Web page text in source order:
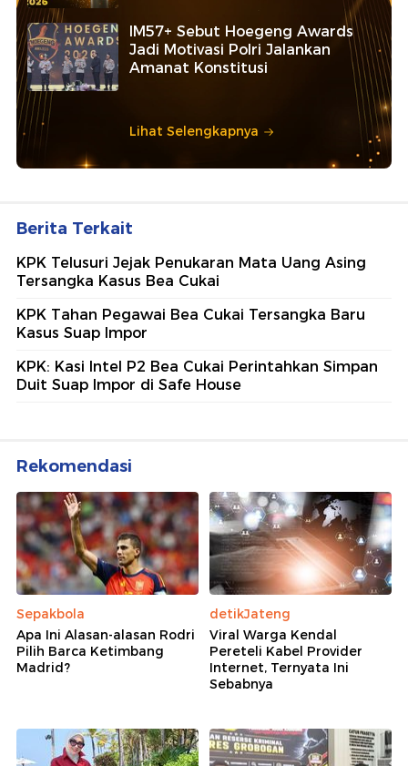
IM57+ Sebut Hoegeng Awards
Jadi Motivasi Polri Jalankan
Amanat Konstitusi
Lihat Selengkapnya
Berita Terkait
KPK Telusuri Jejak Penukaran Mata Uang Asing
Tersangka Kasus Bea Cukai
KPK Tahan Pegawai Bea Cukai Tersangka Baru
Kasus Suap Impor
KPK: Kasi Intel P2 Bea Cukai Perintahkan Simpan
Duit Suap Impor di Safe House
Rekomendasi
Sepakbola
Apa Ini Alasan-alasan Rodri
Pilih Barca Ketimbang
Madrid?
detikJateng
Viral Warga Kendal
Pereteli Kabel Provider
Internet, Ternyata Ini
Sebabnya